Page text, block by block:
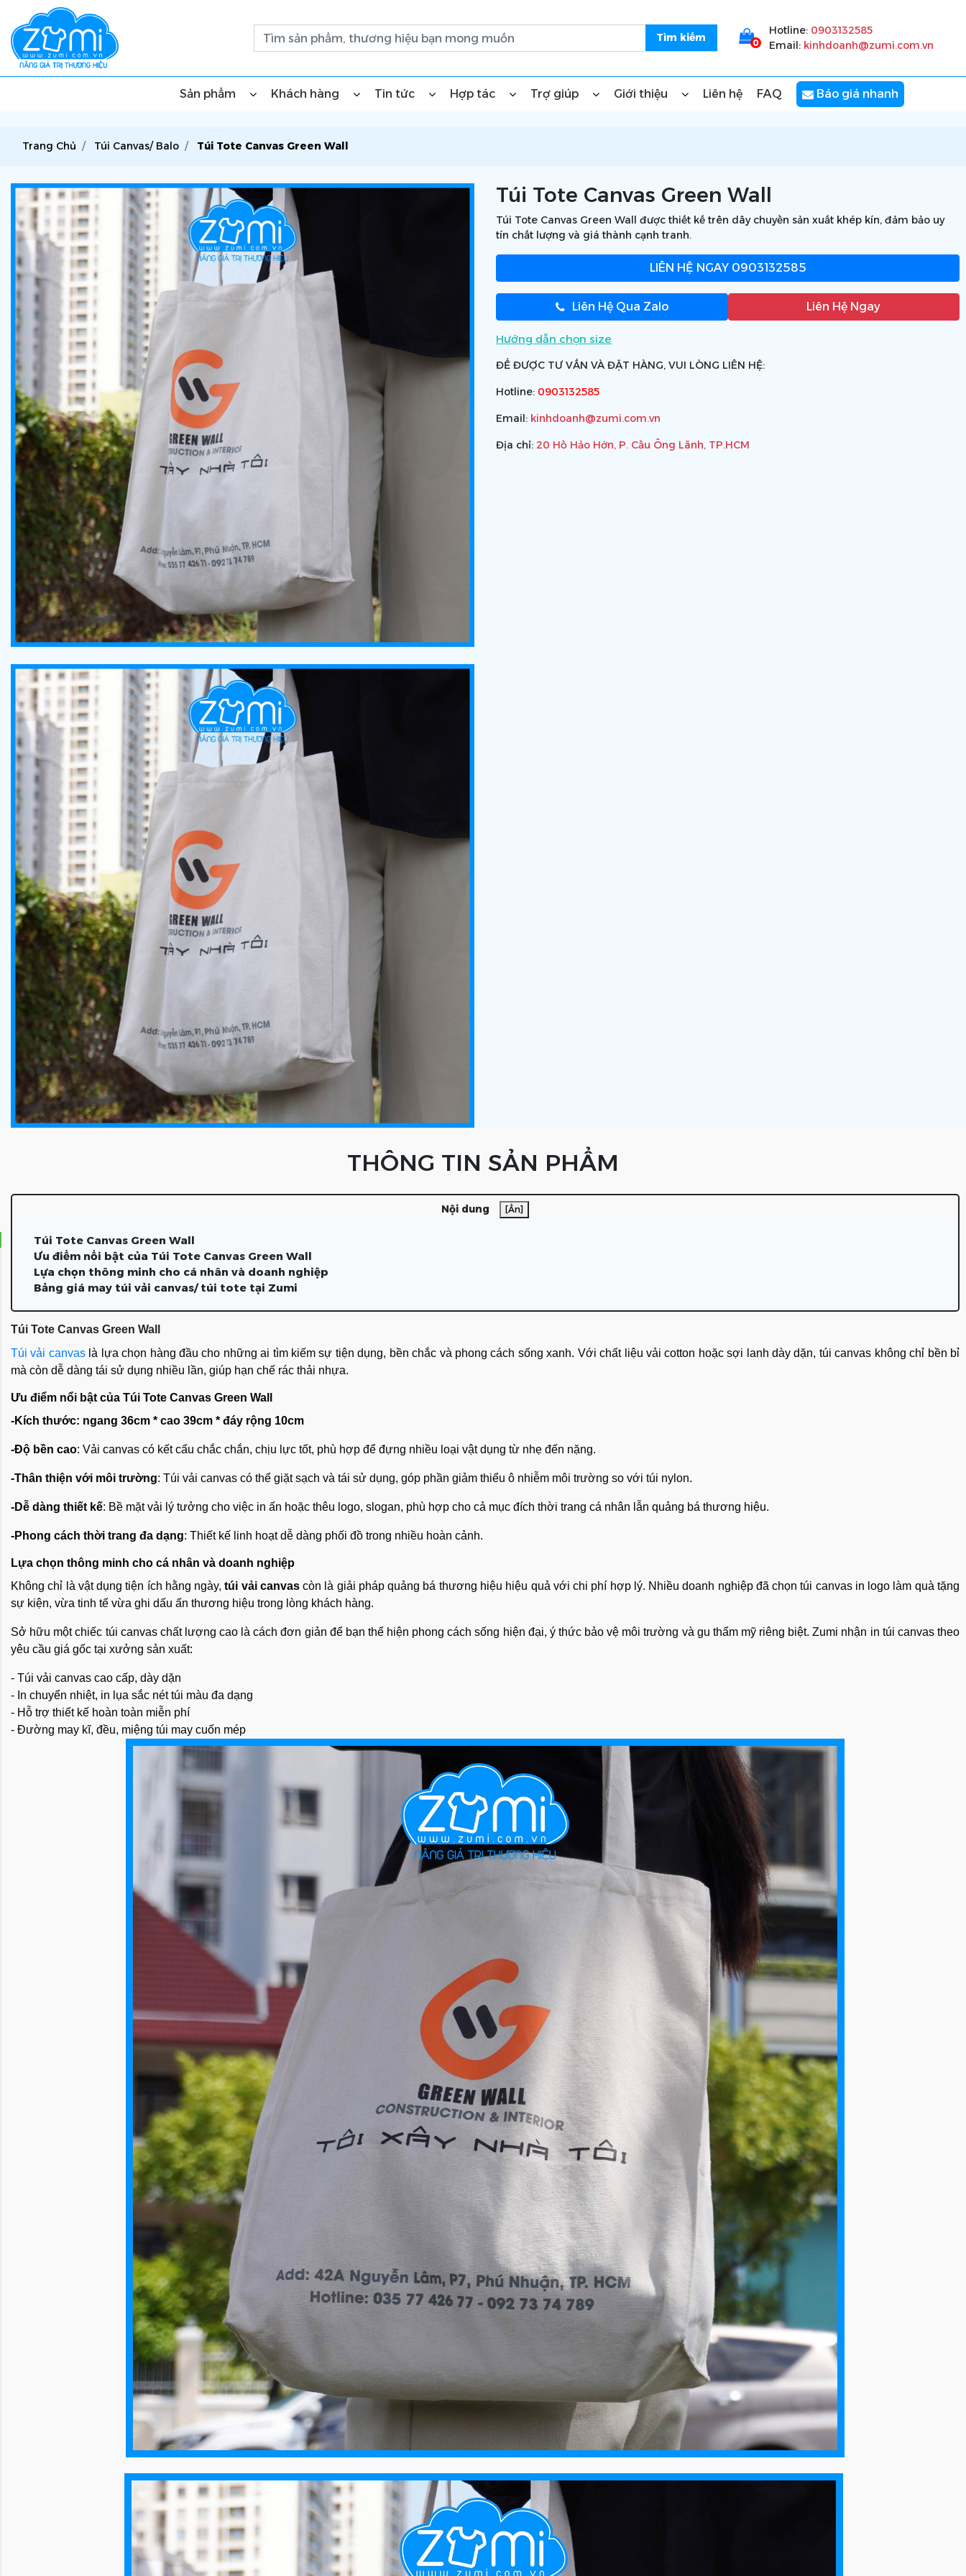
0
Hotline: 0903132585
Email: kinhdoanh@zumi.com.vn
Sản phẩm Khách hàng Tin tức Hợp tác Trợ giúp Giới thiệu Liên hệ FAQ Báo giá nhanh
Trang Chủ Túi Canvas/ Balo Túi Tote Canvas Green Wall
Túi Tote Canvas Green Wall
Túi Tote Canvas Green Wall được thiết kế trên dây chuyền sản xuất khép kín, đảm bảo uy
tín chất lượng và giá thành cạnh tranh.
LIÊN HỆ NGAY0903132585
Liên Hệ Qua Zalo Liên Hệ Ngay
Hướng dẫn chọn size
ĐỂ ĐƯỢC TƯ VẤN VÀ ĐẶT HÀNG, VUI LÒNG LIÊN HỆ:
Hotline: 0903132585
Email: kinhdoanh@zumi.com.vn
Địa chỉ: 20 Hồ Hảo Hớn, P. Cầu Ông Lãnh, TP.HCM
THÔNG TIN SẢN PHẨM
Nội dung [Ẩn]
Túi Tote Canvas Green Wall
Ưu điểm nổi bật của Túi Tote Canvas Green Wall
Lựa chọn thông minh cho cá nhân và doanh nghiệp
Bảng giá may túi vải canvas/ túi tote tại Zumi
Túi Tote Canvas Green Wall
Túi vải canvaslà lựa chọn hàng đầu cho những ai tìm kiếm sự tiện dụng, bền chắc và phong cách sống xanh. Với chất liệu vải cotton hoặc sợi lanh dày dặn, túi canvas không chỉ bền bỉ
mà còn dễ dàng tái sử dụng nhiều lần, giúp hạn chế rác thải nhựa.
Ưu điểm nổi bật của Túi Tote Canvas Green Wall
-Kích thước: ngang 36cm * cao 39cm * đáy rộng 10cm
-Độ bền cao: Vải canvas có kết cấu chắc chắn, chịu lực tốt, phù hợp để đựng nhiều loại vật dụng từ nhẹ đến nặng.
-Thân thiện với môi trường: Túi vải canvas có thể giặt sạch và tái sử dụng, góp phần giảm thiểu ô nhiễm môi trường so với túi nylon.
-Dễ dàng thiết kế: Bề mặt vải lý tưởng cho việc in ấn hoặc thêu logo, slogan, phù hợp cho cả mục đích thời trang cá nhân lẫn quảng bá thương hiệu.
-Phong cách thời trang đa dạng: Thiết kế linh hoạt dễ dàng phối đồ trong nhiều hoàn cảnh.
Lựa chọn thông minh cho cá nhân và doanh nghiệp
Không chỉ là vật dụng tiện ích hằng ngày,túi vải canvascòn là giải pháp quảng bá thương hiệu hiệu quả với chi phí hợp lý. Nhiều doanh nghiệp đã chọn túi canvas in logo làm quà tặng
sự kiện, vừa tinh tế vừa ghi dấu ấn thương hiệu trong lòng khách hàng.
Sở hữu một chiếc túi canvas chất lượng cao là cách đơn giản để bạn thể hiện phong cách sống hiện đại, ý thức bảo vệ môi trường và gu thẩm mỹ riêng biệt. Zumi nhận in túi canvas theo
yêu cầu giá gốc tại xưởng sản xuất:
- Túi vải canvas cao cấp, dày dặn
- In chuyển nhiệt, in lụa sắc nét túi màu đa dạng
- Hỗ trợ thiết kế hoàn toàn miễn phí
- Đường may kĩ, đều, miệng túi may cuốn mép